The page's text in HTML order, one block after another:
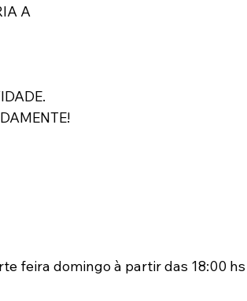
A
feira domingo à partir das 18:00 hs